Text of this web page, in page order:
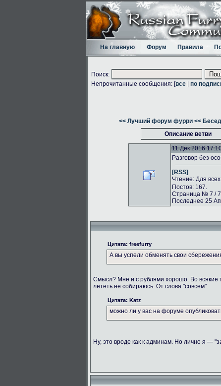
На главную Форум Правила
Поиск:
Непрочитанные сообщения: [все по
<< Лучший форум фурри <<
Описание ветви
11 Дек 2016
Разговор без
[RSS]
Чтение: Для
Постов: 167.
Страница № 7 /
Последнее 25
Цитата: freefurry
А вы успели обменять свои
Смысл? Мне и с рублями хорошо. Во всякие
лететь не собираюсь. От слова "совсем".
Цитата: Katz
можно ли у вас на форуме
Ну, это вроде как к админам. Но лично я —